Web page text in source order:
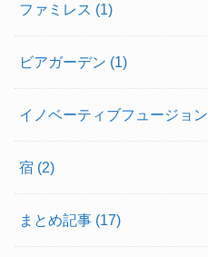
ファミレス (1)
ビアガーデン (1)
イノベーティブフュージョン
宿 (2)
まとめ記事 (17)